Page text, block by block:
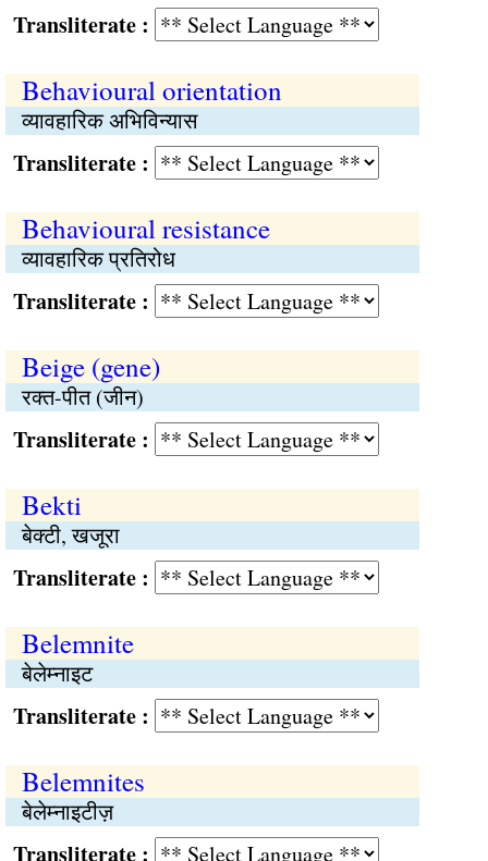
:
Behavioural orientation
व्यावहारिक अभिविन्यास
:
Behavioural resistance
व्यावहारिक प्रतिरोध
:
Beige (gene)
रक्त-पीत (जीन)
:
Bekti
बेक्टी, खजूरा
:
Belemnite
बेलेम्नाइट
:
Belemnites
बेलेम्नाइटीज़
: